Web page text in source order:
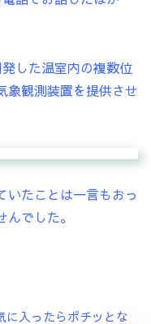
した温室内の複数位
象観測装置を提供させ
いたことは一言もおっ
でした。